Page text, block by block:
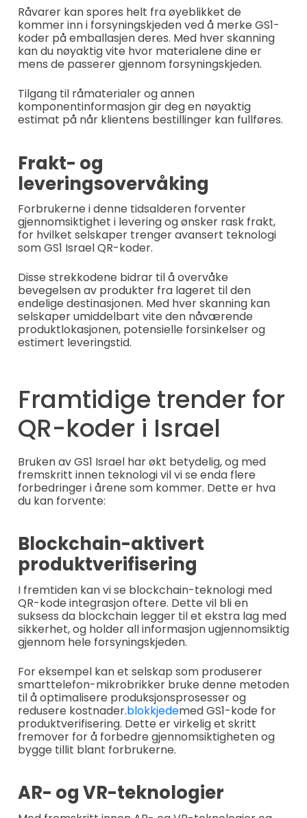
Råvarer kan spores helt fra øyeblikket de
kommer inn i forsyningskjeden ved å merke GS1-
koder på emballasjen deres. Med hver skanning
kan du nøyaktig vite hvor materialene dine er
mens de passerer gjennom forsyningskjeden.
Tilgang til råmaterialer og annen
komponentinformasjon gir deg en nøyaktig
estimat på når klientens bestillinger kan fullføres.
Frakt- og
leveringsovervåking
Forbrukerne i denne tidsalderen forventer
gjennomsiktighet i levering og ønsker rask frakt,
for hvilket selskaper trenger avansert teknologi
som GS1 Israel QR-koder.
Disse strekkodene bidrar til å overvåke
bevegelsen av produkter fra lageret til den
endelige destinasjonen. Med hver skanning kan
selskaper umiddelbart vite den nåværende
produktlokasjonen, potensielle forsinkelser og
estimert leveringstid.
Framtidige trender for
QR-koder i Israel
Bruken av GS1 Israel har økt betydelig, og med
fremskritt innen teknologi vil vi se enda flere
forbedringer i årene som kommer. Dette er hva
du kan forvente:
Blockchain-aktivert
produktverifisering
I fremtiden kan vi se blockchain-teknologi med
QR-kode integrasjon oftere. Dette vil bli en
suksess da blockchain legger til et ekstra lag med
sikkerhet, og holder all informasjon ugjennomsiktig
gjennom hele forsyningskjeden.
For eksempel kan et selskap som produserer
smarttelefon-mikrobrikker bruke denne metoden
til å optimalisere produksjonsprosesser og
redusere kostnader.blokkjedemed GS1-kode for
produktverifisering. Dette er virkelig et skritt
fremover for å forbedre gjennomsiktigheten og
bygge tillit blant forbrukerne.
AR- og VR-teknologier